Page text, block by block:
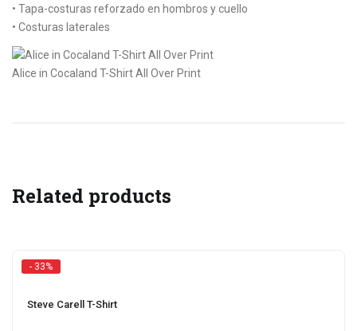
• Tapa-costuras reforzado en hombros y cuello
• Costuras laterales
Alice in Cocaland T-Shirt All Over Print
Related products
- 33%
Steve Carell T-Shirt